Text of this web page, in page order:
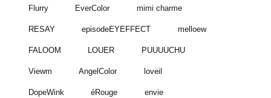
Flurry EverColor mimi charme
RESAY episodeEYEFFECT melloew
FALOOM LOUER PUUUUCHU
Viewm AngelColor loveil
DopeWink éRouge envie